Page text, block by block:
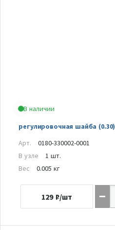
В наличии
регулировочная шайба (0.30)
Арт.
0180-330002-0001
В узле
1 шт.
Вес
0.005 кг
129 ₽/шт